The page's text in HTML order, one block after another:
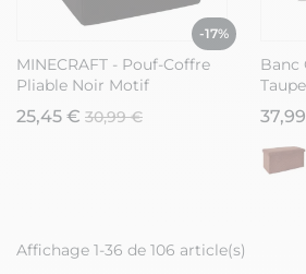
-17%
MINECRAFT - Pouf-Coffre
Pliable Noir Motif
Géométrique
25,45 € 30,99 €
Banc
Affichage 1-36 de 106 article(s)